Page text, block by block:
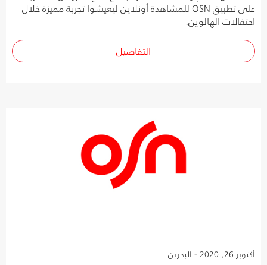
على تطبيق OSN للمشاهدة أونلاين ليعيشوا تجربة مميزة خلال
احتفالات الهالوين.
التفاصيل
أكتوبر 26, 2020 - البحرين